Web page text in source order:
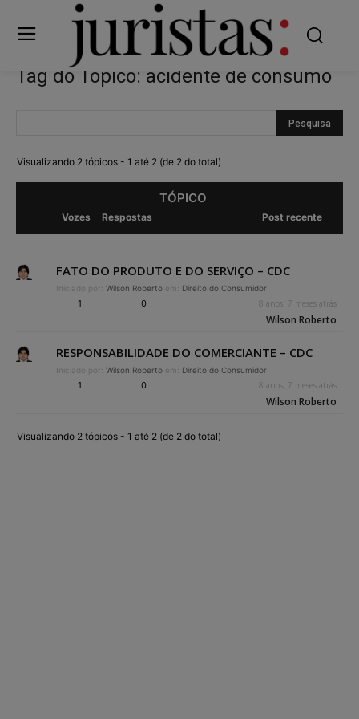
Tag do Tópico: acidente de consumo
Visualizando 2 tópicos - 1 até 2 (de 2 do total)
TÓPICO
Vozes Respostas Post recente
FATO DO PRODUTO E DO SERVIÇO – CDC
Iniciado por: Wilson Roberto em: Direito do Consumidor
1 0 8 anos, 7 meses atrás
Wilson Roberto
RESPONSABILIDADE DO COMERCIANTE – CDC
Iniciado por: Wilson Roberto em: Direito do Consumidor
1 0 8 anos, 7 meses atrás
Wilson Roberto
Visualizando 2 tópicos - 1 até 2 (de 2 do total)